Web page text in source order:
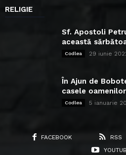
RELIGIE
Sf. Apostoli
această
Codlea 29 iunie
În Ajun de
casele oamenilor
Codlea 5 ianuarie
FACEBOOK RSS